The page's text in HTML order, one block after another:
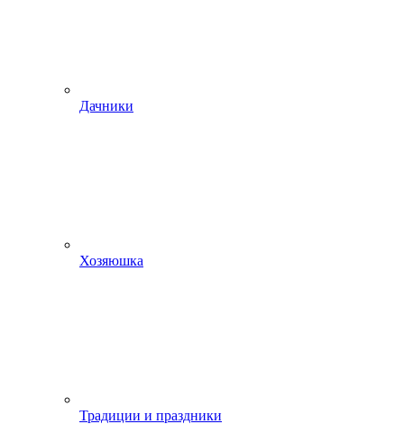
Дачники
Хозяюшка
Традиции и праздники